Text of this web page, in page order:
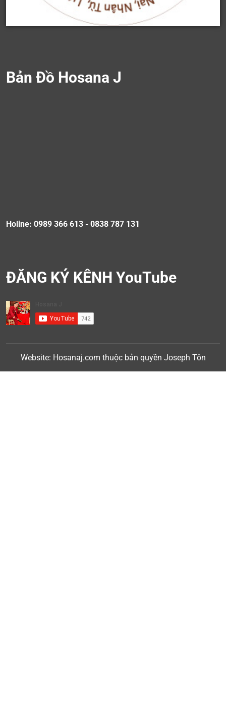
Bản Đồ Hosana J
Holine: 0989 366 613 - 0838 787 131
ĐĂNG KÝ KÊNH YouTube
Website: Hosanaj.com thuộc bản quyền Joseph Tôn